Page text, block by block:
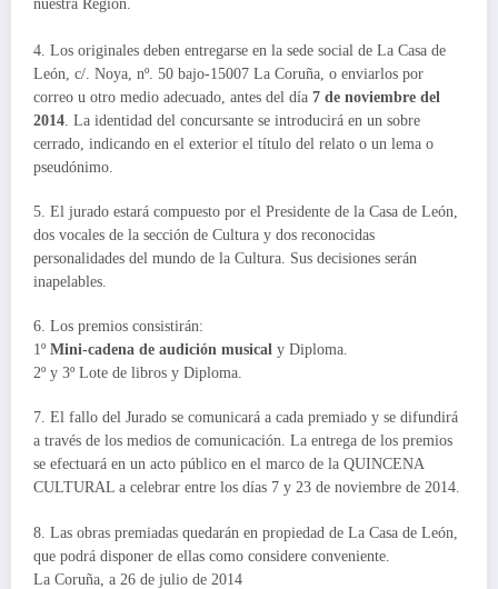
nuestra Región.
4. Los originales deben entregarse en la sede social de La Casa de
León, c/. Noya, nº. 50 bajo-15007 La Coruña, o enviarlos por
correo u otro medio adecuado, antes del día 7 de noviembre del
2014 . La identidad del concursante se introducirá en un sobre
cerrado, indicando en el exterior el título del relato o un lema o
pseudónimo.
5. El jurado estará compuesto por el Presidente de la Casa de León,
dos vocales de la sección de Cultura y dos reconocidas
personalidades del mundo de la Cultura. Sus decisiones serán
inapelables.
6. Los premios consistirán:
1º Mini-cadena de audición musical y Diploma.
2º y 3º Lote de libros y Diploma.
7. El fallo del Jurado se comunicará a cada premiado y se difundirá
a través de los medios de comunicación. La entrega de los premios
se efectuará en un acto público en el marco de la QUINCENA
CULTURAL a celebrar entre los días 7 y 23 de noviembre de 2014.
8. Las obras premiadas quedarán en propiedad de La Casa de León,
que podrá disponer de ellas como considere conveniente.
La Coruña, a 26 de julio de 2014